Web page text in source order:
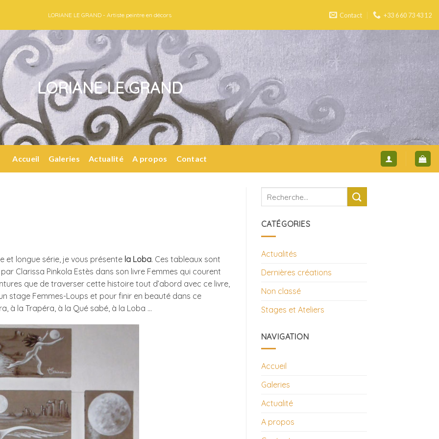
LORIANE LE GRAND - Artiste peintre en décors Contact +33 6 60 73 43 12
LORIANE LE GRAND
Accueil Galeries Actualité A propos Contact
et longue série, je vous présente la Loba. Ces tableaux sont
Clarissa Pinkola Estès dans son livre Femmes qui courent
que de traverser cette histoire tout d’abord avec ce livre,
stage Femmes-Loups et pour finir en beauté dans ce
à la Trapéra, à la Qué sabé, à la Loba …
CATÉGORIES
Actualités
Dernières créations
Non classé
Stages et Ateliers
NAVIGATION
Accueil
Galeries
Actualité
A propos